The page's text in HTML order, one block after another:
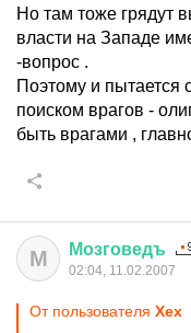
Но там тоже грядут
власти на Западе
-вопрос .
Поэтому и пытается
поиском врагов -
быть врагами ,
М Мозговедъ
02:04, 11.02.2007
От пользователя Хех